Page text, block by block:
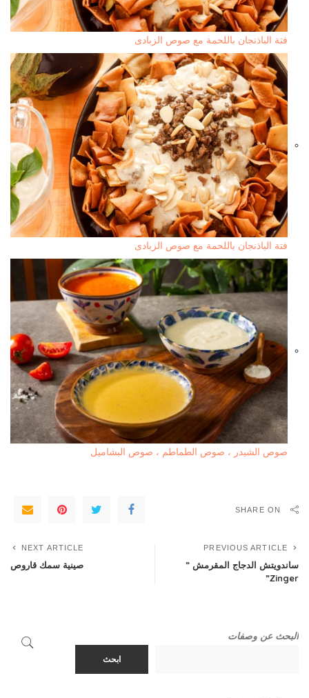
فتة الباذنجان باللحمة مع صوص الزبادى
فتة الباذنجان باللحمة مع صوص الزبادى
صوص الشيدر ، صوص الطماطم ، صوص البشاميل
SHARE ON
PREVIOUS ARTICLE
ساندويتش الدجاج المقرمش ”
Zinger”
NEXT ARTICLE
صينية سمك قاروص
البحث عن وصفات
ابحث